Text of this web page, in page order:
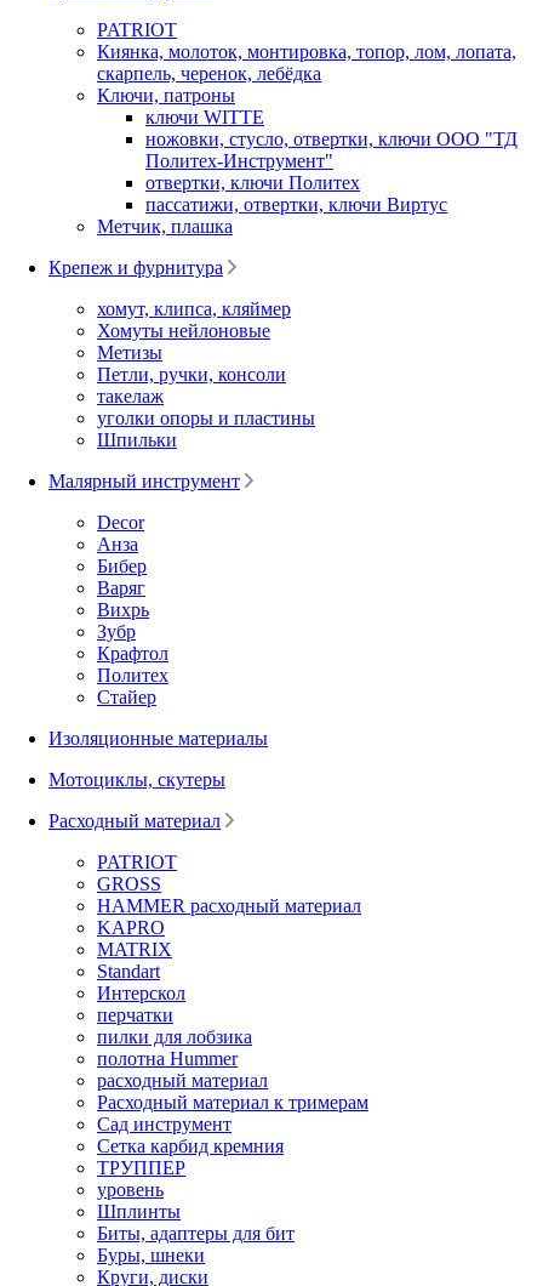
PATRIOT
Киянка, молоток, монтировка, топор, лом, лопата,
скарпель, черенок, лебёдка
Ключи, патроны
ключи WITTE
ножовки, стусло, отвертки, ключи ООО "ТД
Политех-Инструмент"
отвертки, ключи Политех
пассатижи, отвертки, ключи Виртус
Метчик, плашка
Крепеж и фурнитура
хомут, клипса, кляймер
Хомуты нейлоновые
Метизы
Петли, ручки, консоли
такелаж
уголки опоры и пластины
Шпильки
Малярный инструмент
Decor
Анза
Бибер
Варяг
Вихрь
Зубр
Крафтол
Политех
Стайер
Изоляционные материалы
Мотоциклы, скутеры
Расходный материал
PATRIOT
GROSS
HAMMER расходный материал
KAPRO
MATRIX
Standart
Интерскол
перчатки
пилки для лобзика
полотна Hummer
расходный материал
Расходный материал к тримерам
Сад инструмент
Сетка карбид кремния
ТРУППЕР
уровень
Шплинты
Биты, адаптеры для бит
Буры, шнеки
Круги, диски